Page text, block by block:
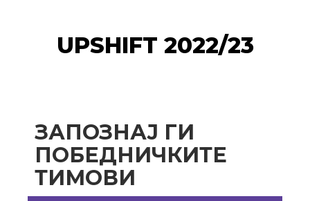
UPSHIFT 2022/23
ЗАПОЗНАЈ ГИ
ПОБЕДНИЧКИТЕ
ТИМОВИ